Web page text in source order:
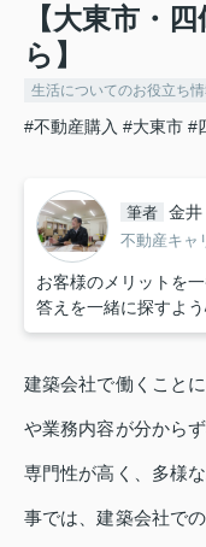
【大東市・
ら】
生活についてのお役立ち
#不動産購入 #大東市 #
筆者 金井
不動産キャ
お客様のメリットを
答えを一緒に探すよ
建築会社で働くこと
や業務内容が分から
専門性が高く、多様
事では、建築会社で